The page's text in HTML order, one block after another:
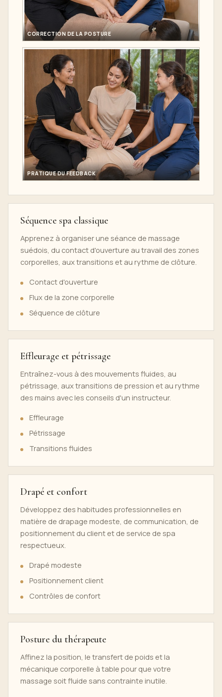
CORRECTION DE LA POSTURE
PRATIQUE DU FEEDBACK
Séquence spa classique
Apprenez à organiser une séance de massage
suédois, du contact d'ouverture au travail des zones
corporelles, aux transitions et au rythme de clôture.
Contact d'ouverture
Flux de la zone corporelle
Séquence de clôture
Effleurage et pétrissage
Entraînez-vous à des mouvements fluides, au
pétrissage, aux transitions de pression et au rythme
des mains avec les conseils d'un instructeur.
Effleurage
Pétrissage
Transitions fluides
Drapé et confort
Développez des habitudes professionnelles en
matière de drapage modeste, de communication, de
positionnement du client et de service de spa
respectueux.
Drapé modeste
Positionnement client
Contrôles de confort
Posture du thérapeute
Affinez la position, le transfert de poids et la
mécanique corporelle à table pour que votre
massage soit fluide sans contrainte inutile.